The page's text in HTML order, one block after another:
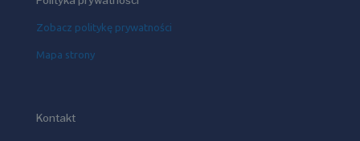
Zobacz politykę prywatności
Mapa strony
Kontakt